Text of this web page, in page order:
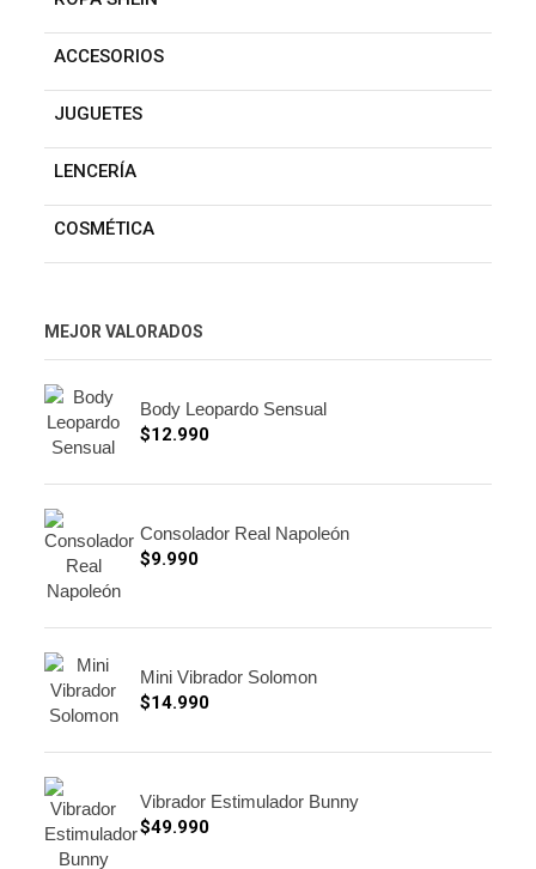
ACCESORIOS
JUGUETES
LENCERÍA
COSMÉTICA
MEJOR VALORADOS
Body Leopardo Sensual
$12.990
Consolador Real Napoleón
$9.990
Mini Vibrador Solomon
$14.990
Vibrador Estimulador Bunny
$49.990